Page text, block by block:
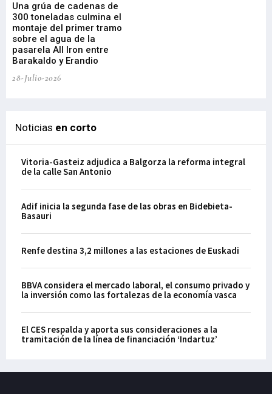
Una grúa de cadenas de
300 toneladas culmina el
montaje del primer tramo
sobre el agua de la
pasarela All Iron entre
Barakaldo y Erandio
28-Julio-2026
Noticias en corto
Vitoria-Gasteiz adjudica a Balgorza la reforma integral
de la calle San Antonio
Adif inicia la segunda fase de las obras en Bidebieta-
Basauri
Renfe destina 3,2 millones a las estaciones de Euskadi
BBVA considera el mercado laboral, el consumo privado y
la inversión como las fortalezas de la economía vasca
El CES respalda y aporta sus consideraciones a la
tramitación de la línea de financiación ‘Indartuz’